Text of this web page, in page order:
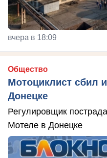
вчера в 18:09
Общество
Мотоциклист сбил
Донецке
Регулировщик
Мотеле в Донецке